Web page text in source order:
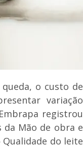
o custo de
variação
registrou
da Mão de obra e
do leite